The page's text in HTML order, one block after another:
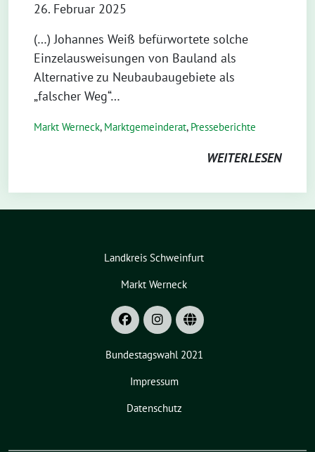
26. Februar 2025
(…) Johannes Weiß befürwortete solche
Einzelausweisungen von Bauland als
Alternative zu Neubaubaugebiete als
„falscher Weg“…
Markt Werneck, Markt­gemeinderat, Presseberichte
WEITERLESEN
Landkreis Schweinfurt
Markt Werneck
Bundestagswahl 2021
Impressum
Datenschutz